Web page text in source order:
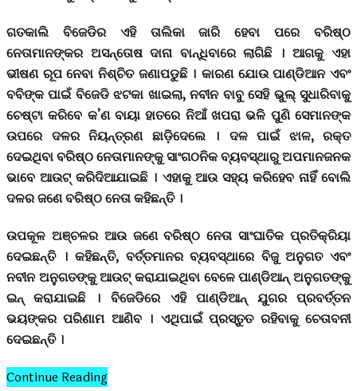
ଗତକାଲି ବିଜେଡିର ଏହି ତାଲିକା ଜାରି ହେବା ପରେ ବରିଷ୍ଠ
ନେତାମାନଙ୍କର ଅସନ୍ତୋଷ ଦାନା ବାନ୍ଧିବାରେ ଲାଗିଛି । ଆଗକୁ ଏହା
ଭୀଷଣ ରୂପ ନେବା ନିଶ୍ଚିତ ଜଣାପଡୁଛି । କାରଣ ଯୋଉ ପାଣ୍ଡିଆନ ଏବଂ
ବବିଙ୍କ ପାଇଁ ବିଜେଡି ଝଟକା ଖାଇଲା, ନବୀନ ବାବୁ ସେହି ଭୁଲ୍ ସୁଧାରିବାକୁ
ଚେଷ୍ଟା କରିବେ କ’ଣ ବାୟା ହାତରେ ନିଆଁ ଖପରା ଭଳି ପୁଣି ସେମାନଙ୍କ
ଉପରେ ଦଳର ନିୟନ୍ତ୍ରଣ ଛାଡ଼ିଦେଲେ । ଦଳ ପାଇଁ ଝାଳ, ରକ୍ତ
ଦେଇଥିବା ବରିଷ୍ଠ ନେତାମାନଙ୍କୁ ସାଂଗଠନିକ ବ୍ୟବସ୍ଥାରୁ ଅପମାନଜନକ
ଭାବେ ଆଉଟ୍ କରିଦିଆଯାଇଛି । ଏହାକୁ ଆଉ ସହ୍ୟ କରିହେବ ନାହିଁ ବୋଲି
ଦଳର ଜଣେ ବରିଷ୍ଠ ନେତା କହିଛନ୍ତି ।
ଉପକୂଳ ଅଞ୍ଚଳର ଆଉ ଜଣେ ବରିଷ୍ଠ ନେତା ସାଂଘାତିକ ପ୍ରତିକ୍ରିୟା
ଦେଇଛନ୍ତି । କହିଛନ୍ତି, ବର୍ତ୍ତମାନର ବ୍ୟବସ୍ଥାରେ ବିଜୁ ଅନୁଗତ ଏବଂ
ନବୀନ ଅନୁଗତଙ୍କୁ ଆଉଟ୍ କରାଯାଇଥିବା ବେଳେ ପାଣ୍ଡିଆନ୍ ଅନୁଗତଙ୍କୁ
ଇନ୍ କରାଯାଇଛି । ବିଜେଡିରେ ଏହି ପାଣ୍ଡିଆନ୍ ଯୁଗର ପ୍ରବର୍ତ୍ତନ
ଭୟଙ୍କର ପରିଣାମ ଆଣିବ । ଏଥିପାଇଁ ପ୍ରସ୍ତୁତ ରହିବାକୁ ଚେତାବନୀ
ଦେଇଛନ୍ତି ।
Continue Reading